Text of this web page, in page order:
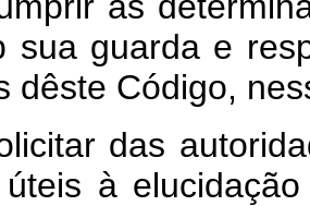
sua guarda e
dêste Código,
das
à